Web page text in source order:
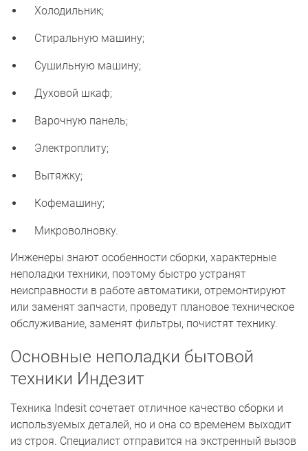
Холодильник;
Стиральную машину;
Сушильную машину;
Духовой шкаф;
Варочную панель;
Электроплиту;
Вытяжку;
Кофемашину;
Микроволновку.
Инженеры знают особенности сборки, характерные
неполадки техники, поэтому быстро устранят
неисправности в работе автоматики, отремонтируют
или заменят запчасти, проведут плановое техническое
обслуживание, заменят фильтры, почистят технику.
Основные неполадки бытовой
техники Индезит
Техника Indesit сочетает отличное качество сборки и
используемых деталей, но и она со временем выходит
из строя. Специалист отправится на экстренный вызов